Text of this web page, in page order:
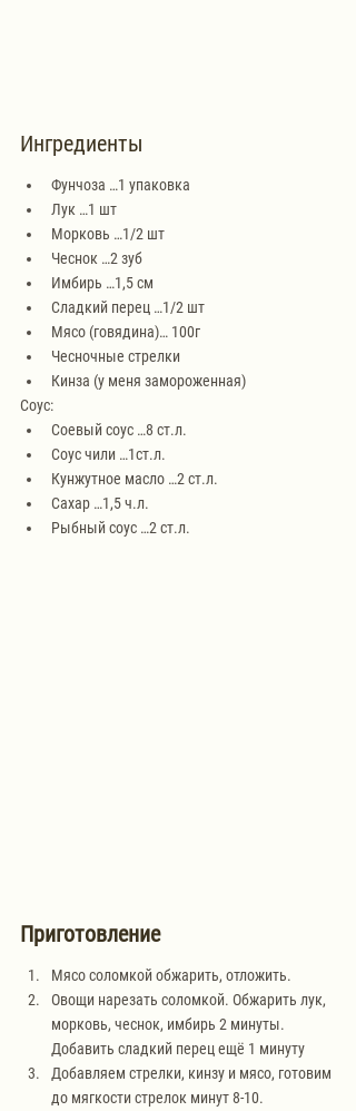
Ингредиенты
Фунчоза …1 упаковка
Лук …1 шт
Морковь …1/2 шт
Чеснок …2 зуб
Имбирь …1,5 см
Сладкий перец …1/2 шт
Мясо (говядина)… 100г
Чесночные стрелки
Кинза (у меня замороженная)
Соус:
Соевый соус …8 ст.л.
Соус чили …1ст.л.
Кунжутное масло …2 ст.л.
Сахар …1,5 ч.л.
Рыбный соус …2 ст.л.
Приготовление
Мясо соломкой обжарить, отложить.
Овощи нарезать соломкой. Обжарить лук,
морковь, чеснок, имбирь 2 минуты.
Добавить сладкий перец ещё 1 минуту
Добавляем стрелки, кинзу и мясо, готовим
до мягкости стрелок минут 8-10.